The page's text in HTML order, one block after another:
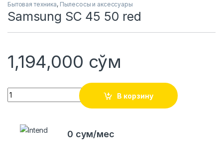
Бытовая техника, Пылесосы и аксессуары
Samsung SC 45 50 red
1,194,000 сўм
Quantity
В корзину
0 сум/мес